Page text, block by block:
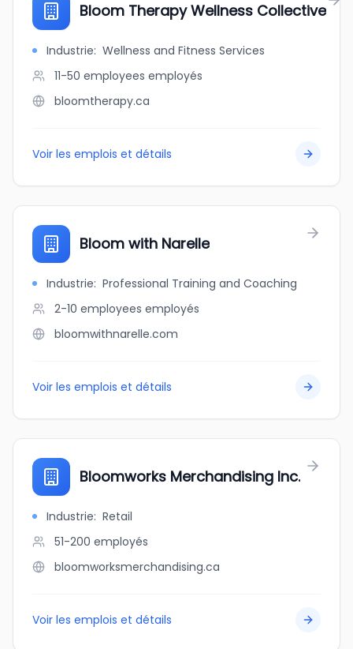
Bloom Therapy Wellness Collective
Industrie: Wellness and Fitness Services
11-50 employees employés
bloomtherapy.ca
Voir les emplois et détails
Bloom with Narelle
Industrie: Professional Training and Coaching
2-10 employees employés
bloomwithnarelle.com
Voir les emplois et détails
Bloomworks Merchandising Inc.
Industrie: Retail
51-200 employés
bloomworksmerchandising.ca
Voir les emplois et détails